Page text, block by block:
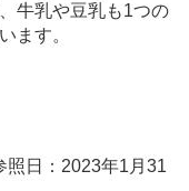
牛乳や豆乳も1つの
ます。
照日：2023年1月31